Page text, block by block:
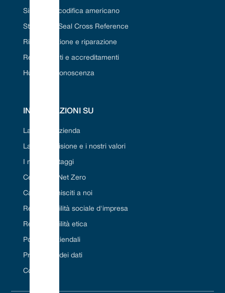
Sistema di codifica americano
Strumento Seal Cross Reference
Ristrutturazione e riparazione
Regolamenti e accreditamenti
Hub della conoscenza
INFORMAZIONI SU
La nostra azienda
La nostra visione e i nostri valori
I nostri vantaggi
Certificato Net Zero
Carriera/Unisciti a noi
Responsabilità sociale d'impresa
Responsabilità etica
Politiche aziendali
Protezione dei dati
Contattaci